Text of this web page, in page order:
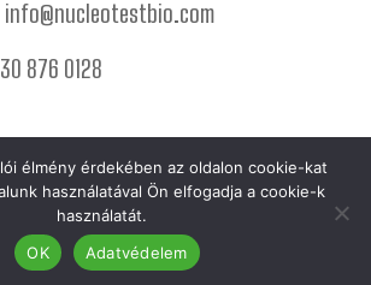
info@nucleotestbio.com
876 0128
fenntartva © Nucletest Bio Kft. | 2023 •
Impresszum•Adatvédelem
élmény érdekében az oldalon cookie-kat
használatával Ön elfogadja a cookie-k
használatát.
OK
Adatvédelem